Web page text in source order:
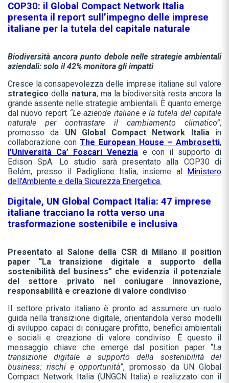
COP30: il Global Compact Network Italia
presenta il report sull’impegno delle imprese
italiane per la tutela del capitale naturale
Biodiversità ancora punto debole nelle strategie ambientali
aziendali: solo il 42% monitora gli impatti
Cresce la consapevolezza delle imprese italiane sul valore
strategico della natura, ma la biodiversità resta ancora la
grande assente nelle strategie ambientali. È quanto emerge
dal nuovo report “Le aziende italiane e la tutela del capitale
naturale per contrastare il cambiamento climatico”,
promosso da UN Global Compact Network Italiain
collaborazione conThe European House – Ambrosetti,
l’Università Ca’ Foscari Venezia e con il supporto di
Edison SpA. Lo studio sarà presentato alla COP30 di
Belém, presso il Padiglione Italia, insieme al
Ministero
dell’Ambiente e della Sicurezza Energetica.
Digitale, UN Global Compact Italia: 47 imprese
italiane tracciano la rotta verso una
trasformazione sostenibile e inclusiva
Presentato al Salone della CSR di Milano il position
paper “La transizione digitale a supporto della
sostenibilità del business” che evidenzia il potenziale
del settore privato nel coniugare innovazione,
responsabilità e creazione di valore condiviso
Il settore privato italiano è pronto ad assumere un ruolo
guida nella transizione digitale, orientandola verso modelli
di sviluppo capaci di coniugare profitto, benefici ambientali
e sociali e creazione di valore condiviso. È questo il
messaggio chiave che emerge dal position paper “La
transizione digitale a supporto della sostenibilità del
business: rischi e opportunità”, promosso da UN Global
Compact Network Italia (UNGCN Italia) e realizzato con il